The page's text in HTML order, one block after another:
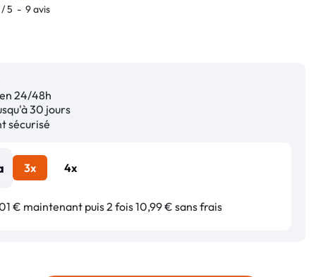
/5 - 9avis
24/48h
30 jours
sécurisé
3x 4x
€ maintenant puis 2 fois 10,99 € sans frais